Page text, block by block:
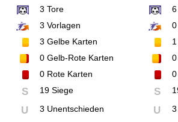
3 Tore
3 Vorlagen
3 Gelbe Karten
0 Gelb-Rote Karten
0 Rote Karten
S 19 Siege
U 3 Unentschieden
6
0
1
0
0
S
U